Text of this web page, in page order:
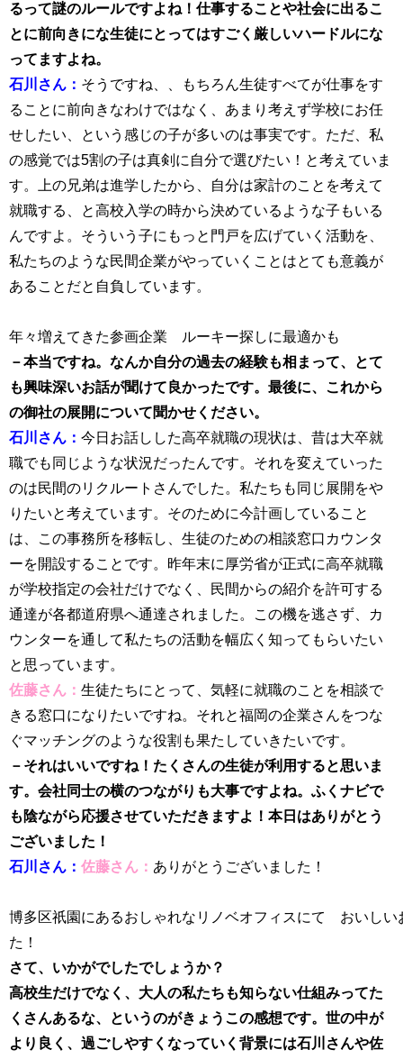
るって謎のルールですよね！仕事することや社会に出るこ
とに前向きにな生徒にとってはすごく厳しいハードルにな
ってますよね。
石川さん： そうですね、、もちろん生徒すべてが仕事をす
ることに前向きなわけではなく、あまり考えず学校にお任
せしたい、という感じの子が多いのは事実です。ただ、私
の感覚では5割の子は真剣に自分で選びたい！と考えていま
す。上の兄弟は進学したから、自分は家計のことを考えて
就職する、と高校入学の時から決めているような子もいる
んですよ。そういう子にもっと門戸を広げていく活動を、
私たちのような民間企業がやっていくことはとても意義が
あることだと自負しています。
年々増えてきた参画企業 ルーキー探しに最適かも
－本当ですね。なんか自分の過去の経験も相まって、とて
も興味深いお話が聞けて良かったです。最後に、これから
の御社の展開について聞かせください。
石川さん： 今日お話しした高卒就職の現状は、昔は大卒就
職でも同じような状況だったんです。それを変えていった
のは民間のリクルートさんでした。私たちも同じ展開をや
りたいと考えています。そのために今計画していること
は、この事務所を移転し、生徒のための相談窓口カウンタ
ーを開設することです。昨年末に厚労省が正式に高卒就職
が学校指定の会社だけでなく、民間からの紹介を許可する
通達が各都道府県へ通達されました。この機を逃さず、カ
ウンターを通して私たちの活動を幅広く知ってもらいたい
と思っています。
佐藤さん： 生徒たちにとって、気軽に就職のことを相談で
きる窓口になりたいですね。それと福岡の企業さんをつな
ぐマッチングのような役割も果たしていきたいです。
－それはいいですね！たくさんの生徒が利用すると思いま
す。会社同士の横のつながりも大事ですよね。ふくナビで
も陰ながら応援させていただきますよ！本日はありがとう
ございました！
石川さん： 佐藤さん： ありがとうございました！
博多区祇園にあるおしゃれなリノベオフィスにて おいしい
た！
さて、いかがでしたでしょうか？
高校生だけでなく、大人の私たちも知らない仕組みってた
くさんあるな、というのがきょうこの感想です。世の中が
より良く、過ごしやすくなっていく背景には石川さんや佐